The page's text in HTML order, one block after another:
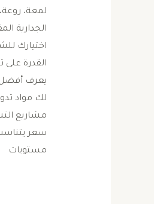
لمعة،
الجدارية
اختيارك
القدرة على
يعرف أفضل
لك مواد
مشاريع
سعر
مستويات